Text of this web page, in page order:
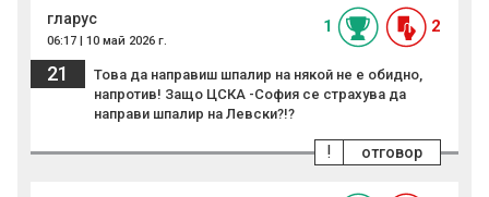
гларус
06:17 | 10 май 2026 г.
1 2
21
Това да направиш шпалир на някой не е обидно,
напротив! Защо ЦСКА -София се страхува да
направи шпалир на Левски?!?
отговор
!